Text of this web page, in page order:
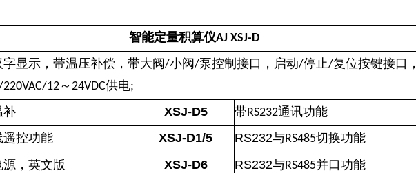
智能定量积算仪AJ XSJ-D
字显示，带温压补偿，带大阀/小阀/泵控制接口，启动/停止/复位按键接口，
220VAC/12～ 24VDC供电;
补 XSJ-D5 带RS232通讯功能
遥控功能 XSJ-D1/5 RS232与RS485切换功能
，英文版 XSJ-D6 RS232与RS485并口功能